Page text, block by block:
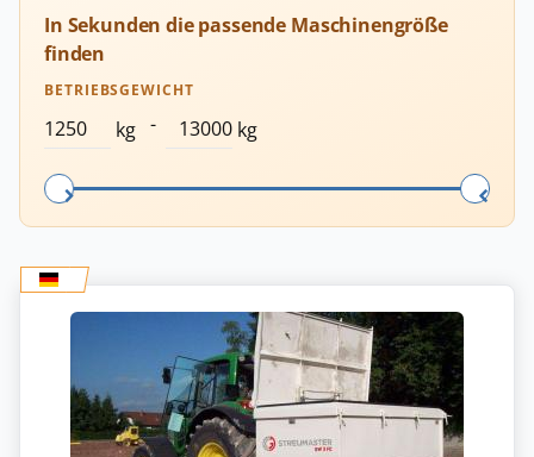
In Sekunden die passende Maschinengröße
finden
BETRIEBSGEWICHT
kg - kg